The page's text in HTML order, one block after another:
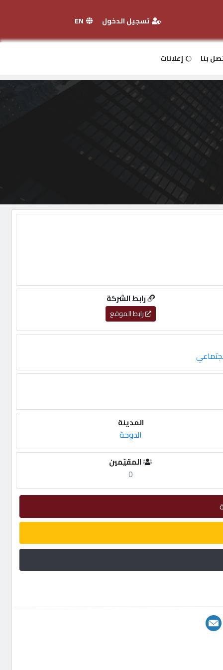
تسجيل الدخول
بنا إعلانات
رابط الشركة
رابط الموقع
المدينة
الدوحة
المقيّمين
0